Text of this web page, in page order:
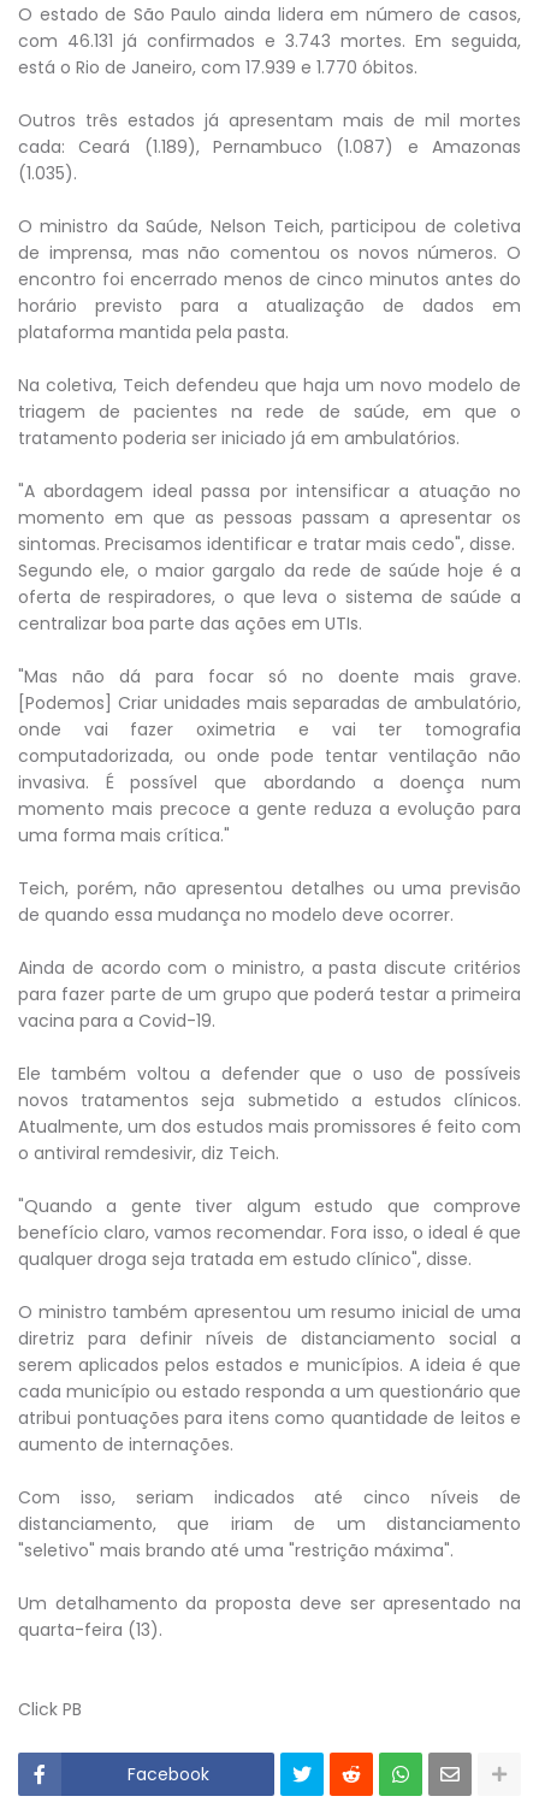
O estado de São Paulo ainda lidera em número de casos,
com 46.131 já confirmados e 3.743 mortes. Em seguida,
está o Rio de Janeiro, com 17.939 e 1.770 óbitos.
Outros três estados já apresentam mais de mil mortes
cada: Ceará (1.189), Pernambuco (1.087) e Amazonas
(1.035).
O ministro da Saúde, Nelson Teich, participou de coletiva
de imprensa, mas não comentou os novos números. O
encontro foi encerrado menos de cinco minutos antes do
horário previsto para a atualização de dados em
plataforma mantida pela pasta.
Na coletiva, Teich defendeu que haja um novo modelo de
triagem de pacientes na rede de saúde, em que o
tratamento poderia ser iniciado já em ambulatórios.
"A abordagem ideal passa por intensificar a atuação no
momento em que as pessoas passam a apresentar os
sintomas. Precisamos identificar e tratar mais cedo", disse.
Segundo ele, o maior gargalo da rede de saúde hoje é a
oferta de respiradores, o que leva o sistema de saúde a
centralizar boa parte das ações em UTIs.
"Mas não dá para focar só no doente mais grave.
[Podemos] Criar unidades mais separadas de ambulatório,
onde vai fazer oximetria e vai ter tomografia
computadorizada, ou onde pode tentar ventilação não
invasiva. É possível que abordando a doença num
momento mais precoce a gente reduza a evolução para
uma forma mais crítica."
Teich, porém, não apresentou detalhes ou uma previsão
de quando essa mudança no modelo deve ocorrer.
Ainda de acordo com o ministro, a pasta discute critérios
para fazer parte de um grupo que poderá testar a primeira
vacina para a Covid-19.
Ele também voltou a defender que o uso de possíveis
novos tratamentos seja submetido a estudos clínicos.
Atualmente, um dos estudos mais promissores é feito com
o antiviral remdesivir, diz Teich.
"Quando a gente tiver algum estudo que comprove
benefício claro, vamos recomendar. Fora isso, o ideal é que
qualquer droga seja tratada em estudo clínico", disse.
O ministro também apresentou um resumo inicial de uma
diretriz para definir níveis de distanciamento social a
serem aplicados pelos estados e municípios. A ideia é que
cada município ou estado responda a um questionário que
atribui pontuações para itens como quantidade de leitos e
aumento de internações.
Com isso, seriam indicados até cinco níveis de
distanciamento, que iriam de um distanciamento
"seletivo" mais brando até uma "restrição máxima".
Um detalhamento da proposta deve ser apresentado na
quarta-feira (13).
Click PB
Facebook